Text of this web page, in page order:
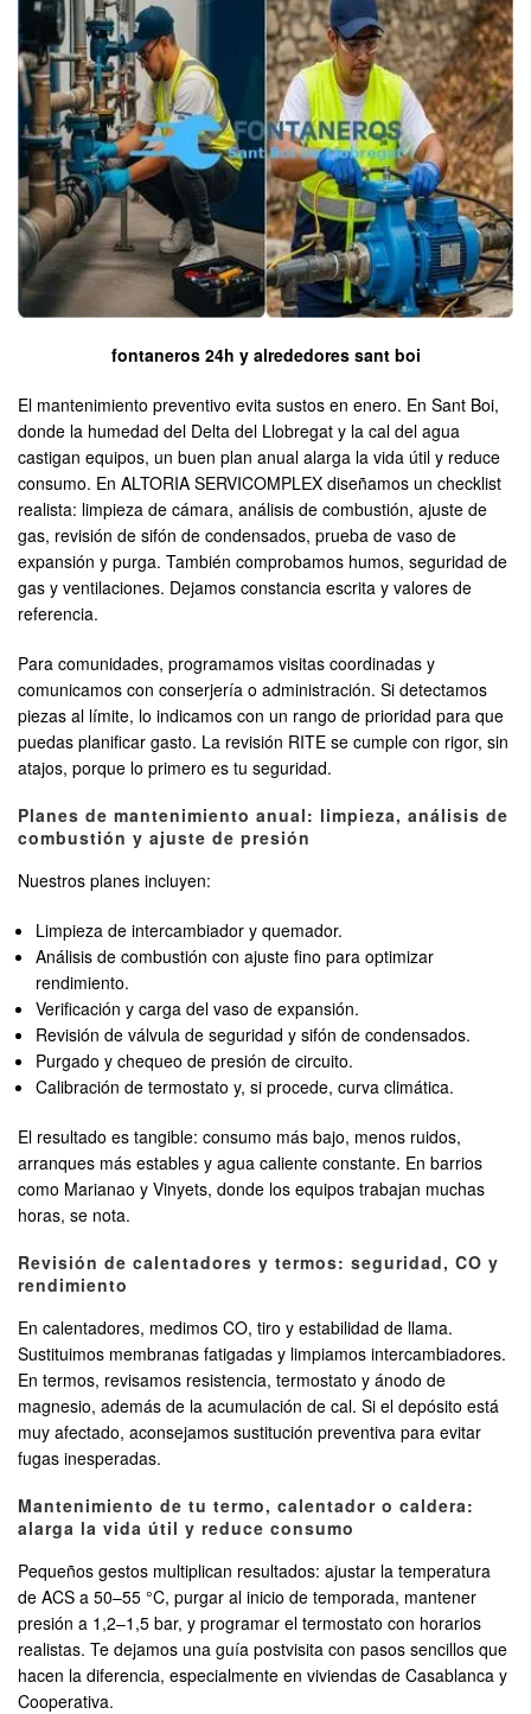
fontaneros 24h y alrededores sant boi
El mantenimiento preventivo evita sustos en enero. En Sant Boi,
donde la humedad del Delta del Llobregat y la cal del agua
castigan equipos, un buen plan anual alarga la vida útil y reduce
consumo. En ALTORIA SERVICOMPLEX diseñamos un checklist
realista: limpieza de cámara, análisis de combustión, ajuste de
gas, revisión de sifón de condensados, prueba de vaso de
expansión y purga. También comprobamos humos, seguridad de
gas y ventilaciones. Dejamos constancia escrita y valores de
referencia.
Para comunidades, programamos visitas coordinadas y
comunicamos con conserjería o administración. Si detectamos
piezas al límite, lo indicamos con un rango de prioridad para que
puedas planificar gasto. La revisión RITE se cumple con rigor, sin
atajos, porque lo primero es tu seguridad.
Planes de mantenimiento anual: limpieza, análisis de
combustión y ajuste de presión
Nuestros planes incluyen:
Limpieza de intercambiador y quemador.
Análisis de combustión con ajuste fino para optimizar
rendimiento.
Verificación y carga del vaso de expansión.
Revisión de válvula de seguridad y sifón de condensados.
Purgado y chequeo de presión de circuito.
Calibración de termostato y, si procede, curva climática.
El resultado es tangible: consumo más bajo, menos ruidos,
arranques más estables y agua caliente constante. En barrios
como Marianao y Vinyets, donde los equipos trabajan muchas
horas, se nota.
Revisión de calentadores y termos: seguridad, CO y
rendimiento
En calentadores, medimos CO, tiro y estabilidad de llama.
Sustituimos membranas fatigadas y limpiamos intercambiadores.
En termos, revisamos resistencia, termostato y ánodo de
magnesio, además de la acumulación de cal. Si el depósito está
muy afectado, aconsejamos sustitución preventiva para evitar
fugas inesperadas.
Mantenimiento de tu termo, calentador o caldera:
alarga la vida útil y reduce consumo
Pequeños gestos multiplican resultados: ajustar la temperatura
de ACS a 50–55 °C, purgar al inicio de temporada, mantener
presión a 1,2–1,5 bar, y programar el termostato con horarios
realistas. Te dejamos una guía postvisita con pasos sencillos que
hacen la diferencia, especialmente en viviendas de Casablanca y
Cooperativa.